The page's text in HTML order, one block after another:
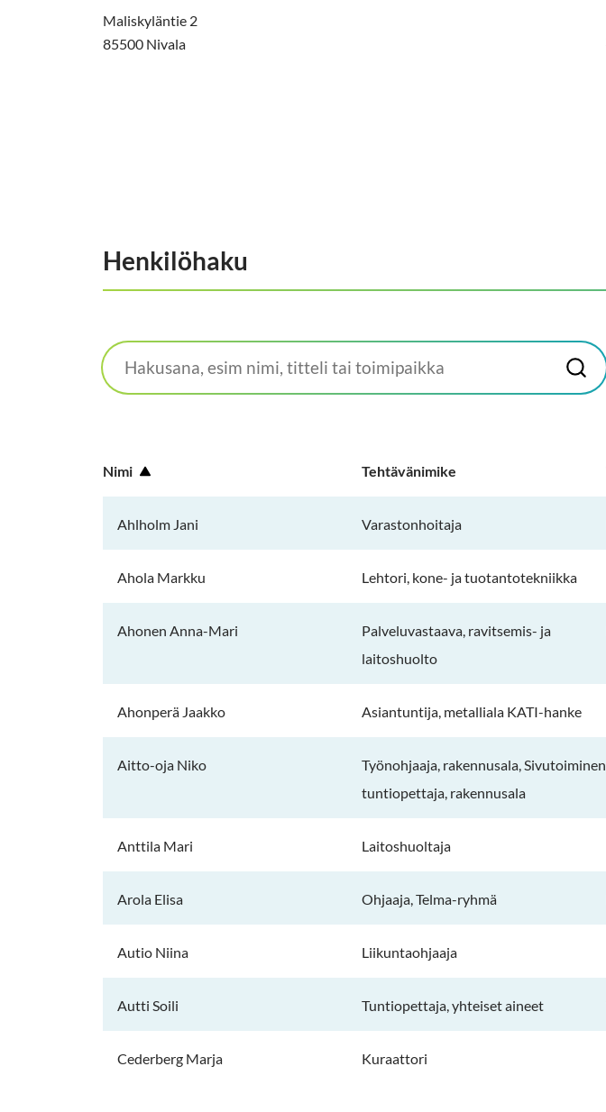
Maliskyläntie 2
85500 Nivala
Henkilöhaku
Hakusana,
esim
tai
toimipaikka
H
Nimi Tehtävänimike
Ahlholm Jani Varastonhoitaja
Ahola Markku Lehtori, kone- ja tuotantotekniikka
Ahonen Anna-Mari
Palveluvastaava, ravitsemis- ja
laitoshuolto
Ahonperä Jaakko Asiantuntija, metalliala KATI-hanke
Aitto-oja Niko
Työnohjaaja, rakennusala, Sivutoiminen
tuntiopettaja, rakennusala
Anttila Mari Laitoshuoltaja
Arola Elisa Ohjaaja, Telma-ryhmä
Autio Niina Liikuntaohjaaja
Autti Soili Tuntiopettaja, yhteiset aineet
Cederberg Marja Kuraattori